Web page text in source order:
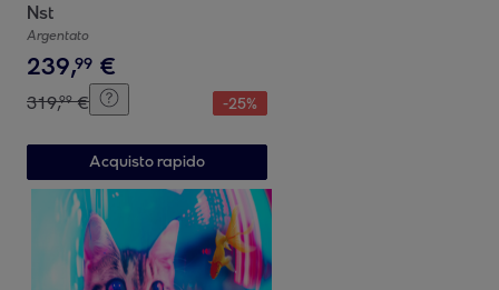
Nst
Argentato
239,99 €
319,99 € -25%
Acquisto rapido